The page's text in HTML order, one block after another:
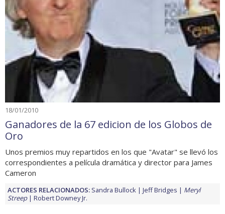
18/01/2010
Ganadores de la 67 edicion de los Globos de
Oro
Unos premios muy repartidos en los que "Avatar" se llevó los
correspondientes a película dramática y director para James
Cameron
ACTORES RELACIONADOS: Sandra Bullock Jeff Bridges
Meryl
Streep
Robert Downey Jr.